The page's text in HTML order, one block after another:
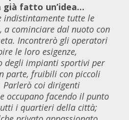
già fatto un’idea…
indistintamente tutte le
a cominciare dal nuoto con
Incontrerò gli operatori
le loro esigenze,
degli impianti sportivi per
parte, fruibili con piccoli
coi dirigenti
occupano facendo il punto
i quartieri della città;